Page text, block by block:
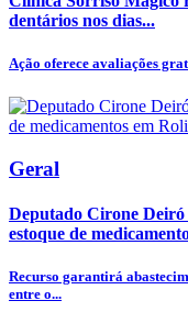
dentários nos dias...
Ação oferece avaliações
Geral
Deputado Cirone
estoque de
Recurso garantirá
entre o...